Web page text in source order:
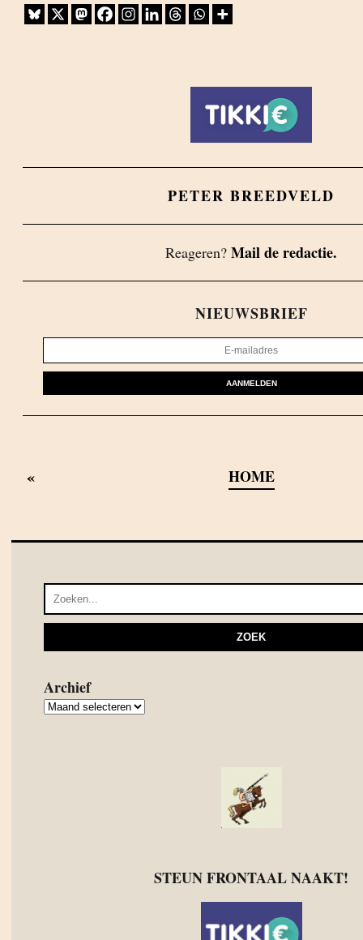
PETER BREEDVELD
Reageren? Mail de redactie.
NIEUWSBRIEF
AANMELDEN
« HOME
Archief
Archief
STEUN FRONTAAL NAAKT!